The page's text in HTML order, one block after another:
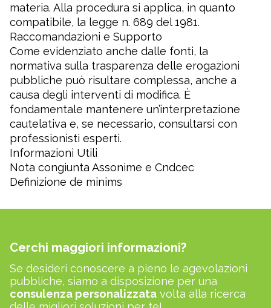
materia. Alla procedura si applica, in quanto
compatibile, la legge n. 689 del 1981.
Raccomandazioni e Supporto
Come evidenziato anche dalle fonti, la
normativa sulla trasparenza delle erogazioni
pubbliche può risultare complessa, anche a
causa degli interventi di modifica. È
fondamentale mantenere un’interpretazione
cautelativa e, se necessario, consultarsi con
professionisti esperti.
Informazioni Utili
Nota congiunta Assonime e Cndcec
Definizione de minims
Cerchi maggiori informazioni?
Se desideri conoscere a pieno le agevolazioni
pubbliche, siamo a disposizione per una
consulenza personalizzata volta alla ricerca